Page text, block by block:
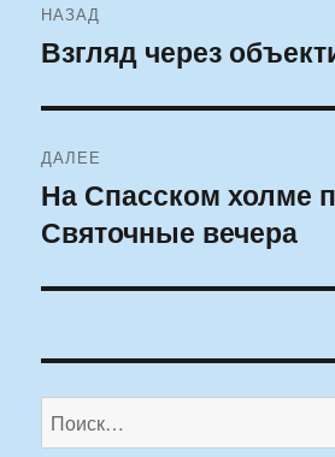
по
НАЗАД
Предыдущая
Взгляд через
ДАЛЕЕ
Следующая
запись:
На Спасском холме
Святочные вечера
Искать: